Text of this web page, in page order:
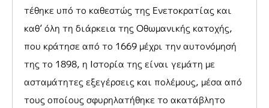
τέθηκε υπό το καθεστώς της Ενετοκρατίας και
καθ’ όλη τη διάρκεια της Οθωμανικής κατοχής,
που κράτησε από το 1669 μέχρι την αυτονόμησή
της το 1898, η Ιστορία της είναι γεμάτη με
ασταμάτητες εξεγέρσεις και πολέμους, μέσα από
τους οποίους σφυρηλατήθηκε το ακατάβλητο